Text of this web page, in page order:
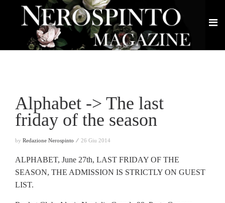
Alphabet -> The last
friday of the season
by Redazione Nerospinto ⁄ 26 Giu 2014
ALPHABET, June 27th, LAST FRIDAY OF THE
SEASON, THE ADMISSION IS STRICTLY ON GUEST
LIST.